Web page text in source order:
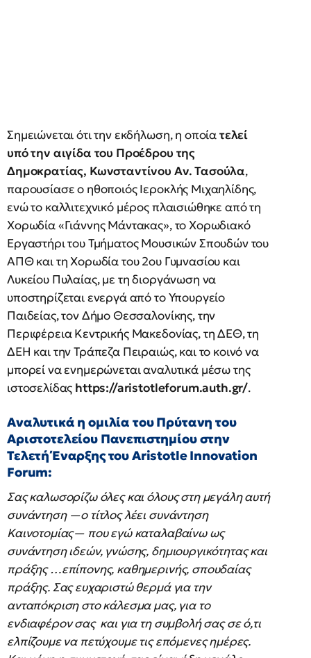
Σημειώνεται ότι την εκδήλωση, η οποίατελεί
υπό την αιγίδα του Προέδρου της
Δημοκρατίας, Κωνσταντίνου Αν. Τασούλα,
παρουσίασε ο ηθοποιός Ιεροκλής Μιχαηλίδης,
ενώ το καλλιτεχνικό μέρος πλαισιώθηκε από τη
Χορωδία «Γιάννης Μάντακας», το Χορωδιακό
Εργαστήρι του Τμήματος Μουσικών Σπουδών του
ΑΠΘ και τη Χορωδία του 2ου Γυμνασίου και
Λυκείου Πυλαίας, με τη διοργάνωση να
υποστηρίζεται ενεργά από το Υπουργείο
Παιδείας, τον Δήμο Θεσσαλονίκης, την
Περιφέρεια Κεντρικής Μακεδονίας, τη ΔΕΘ, τη
ΔΕΗ και την Τράπεζα Πειραιώς, και το κοινό να
μπορεί να ενημερώνεται αναλυτικά μέσω της
ιστοσελίδας https://aristotleforum.auth.gr/.
Αναλυτικά η ομιλία του Πρύτανη του
Αριστοτελείου Πανεπιστημίου στην
Τελετή Έναρξης του Aristotle Innovation
Forum:
Σας καλωσορίζω όλες και όλους στη μεγάλη αυτή
συνάντηση —ο τίτλος λέει συνάντηση
Καινοτομίας— που εγώ καταλαβαίνω ως
συνάντηση ιδεών, γνώσης, δημιουργικότητας και
πράξης …επίπονης, καθημερινής, σπουδαίας
πράξης. Σας ευχαριστώ θερμά για την
ανταπόκριση στο κάλεσμα μας, για το
ενδιαφέρον σας και για τη συμβολή σας σε ό,τι
ελπίζουμε να πετύχουμε τις επόμενες ημέρες.